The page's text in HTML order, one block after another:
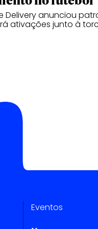
Delivery anunciou
ativações junto à
Eventos